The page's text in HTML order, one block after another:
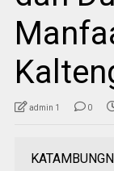
admin 1 0